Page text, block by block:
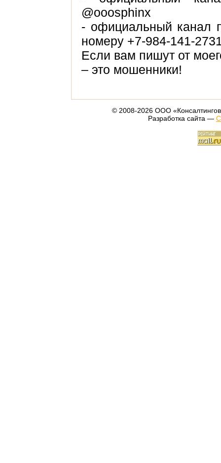
@ooosphinx
- официальный канал
номеру +7-984-141-
Если вам пишут от
– это мошенники!
© 2008-2026 ООО
Разработка сайта —